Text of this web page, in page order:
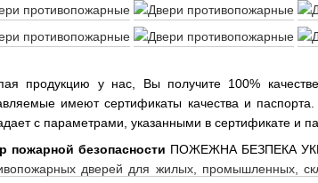
продукцию у нас, Вы получите 100%
имеют сертификаты качества и
с параметрами, указанными в сертификате и
пожарной безопасности ПОЖЕЖНА БЕЗПЕКА
дверей для жилых, промышленных,